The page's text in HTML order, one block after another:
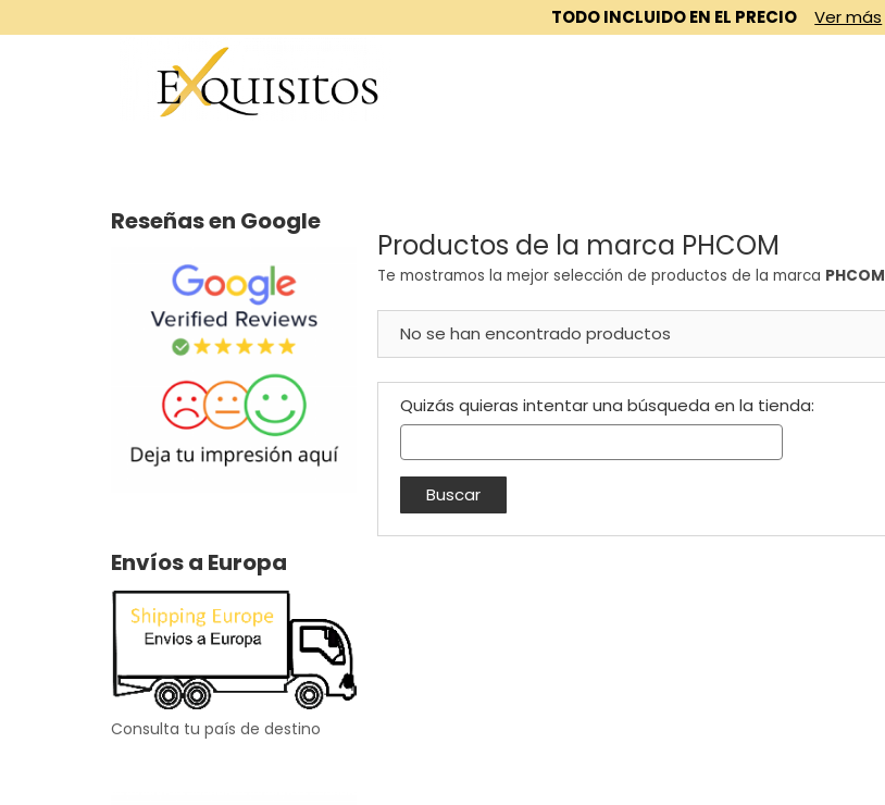
TODO INCLUIDO EN EL PRECIO Ver más
Reseñas en Google
Envíos a Europa
Consulta tu país de destino
Productos de la marca PHCOM
Te mostramos la mejor selección de productos de la marca PHCOM
No se han encontrado productos
Quizás quieras intentar una búsqueda en la tienda: